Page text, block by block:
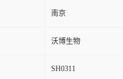
南京
沃博生物
SH0311